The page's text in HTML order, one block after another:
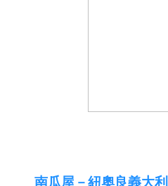
南瓜屋－紐奧良義大